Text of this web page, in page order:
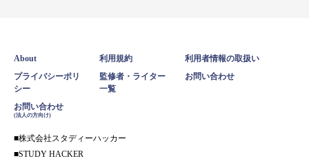
About 利用規約 利用者情報の取扱い
プライバシーポリ
シー
監修者・ライター
一覧
お問い合わせ
お問い合わせ
(法人の方向け)
株式会社スタディーハッカー
STUDY HACKER